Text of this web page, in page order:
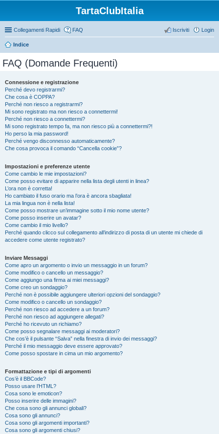
TartaClubItalia
Collegamenti Rapidi FAQ Login
Iscriviti
Indice
FAQ (Domande Frequenti)
Connessione e registrazione
Perché devo registrarmi?
Che cosa è COPPA?
Perché non riesco a registrarmi?
Mi sono registrato ma non riesco a connettermi!
Perché non riesco a connettermi?
Mi sono registrato tempo fa, ma non riesco più a connettermi?!
Ho perso la mia password!
Perché vengo disconnesso automaticamente?
Che cosa provoca il comando “Cancella cookie”?
Impostazioni e preferenze utente
Come cambio le mie impostazioni?
Come posso evitare di apparire nella lista degli utenti in linea?
L’ora non è corretta!
Ho cambiato il fuso orario ma l’ora è ancora sbagliata!
La mia lingua non è nella lista!
Come posso mostrare un’immagine sotto il mio nome utente?
Come posso inserire un avatar?
Come cambio il mio livello?
Perché quando clicco sul collegamento all’indirizzo di posta di un utente mi chiede di
accedere come utente registrato?
Inviare Messaggi
Come apro un argomento o invio un messaggio in un forum?
Come modifico o cancello un messaggio?
Come aggiungo una firma ai miei messaggi?
Come creo un sondaggio?
Perché non è possibile aggiungere ulteriori opzioni del sondaggio?
Come modifico o cancello un sondaggio?
Perché non riesco ad accedere a un forum?
Perché non riesco ad aggiungere allegati?
Perché ho ricevuto un richiamo?
Come posso segnalare messaggi ai moderatori?
Che cos’è il pulsante “Salva” nella finestra di invio dei messaggi?
Perché il mio messaggio deve essere approvato?
Come posso spostare in cima un mio argomento?
Formattazione e tipi di argomenti
Cos’è il BBCode?
Posso usare l’HTML?
Cosa sono le emoticon?
Posso inserire delle immagini?
Che cosa sono gli annunci globali?
Cosa sono gli annunci?
Cosa sono gli argomenti importanti?
Cosa sono gli argomenti chiusi?